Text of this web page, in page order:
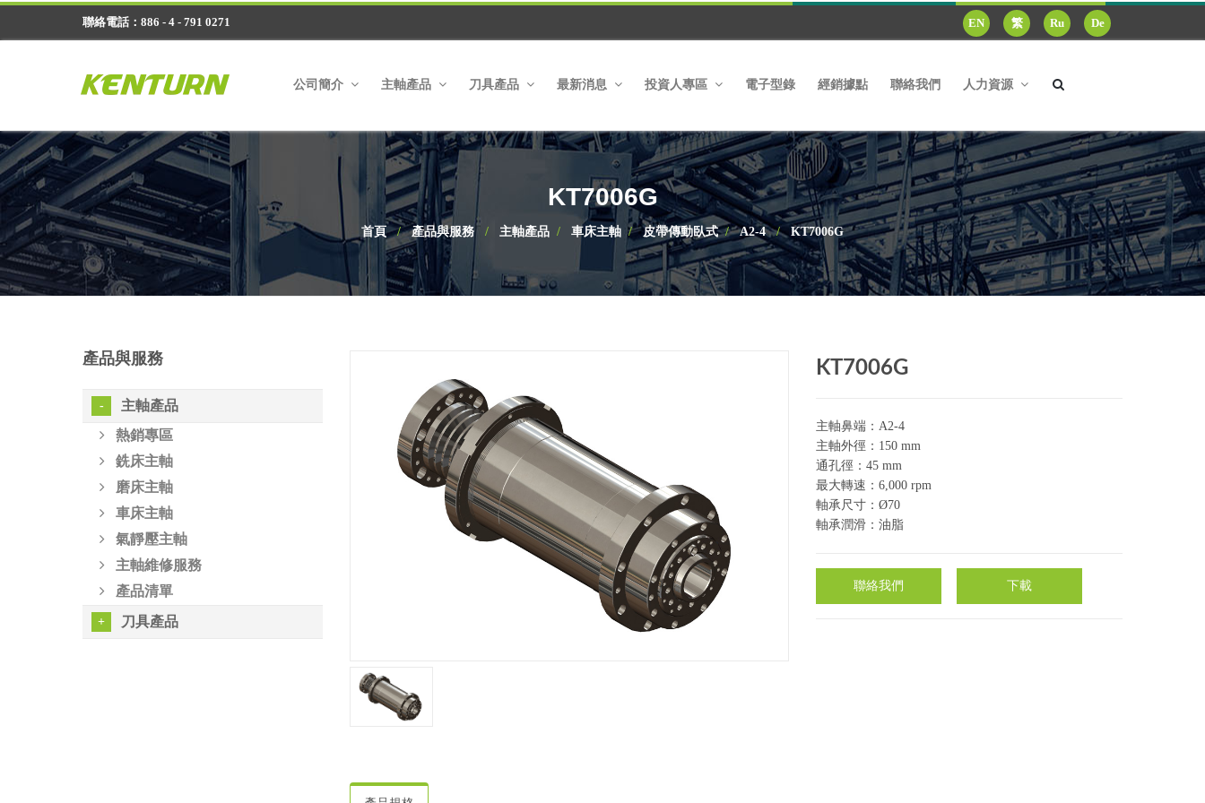
聯絡電話：886 - 4 - 791 0271 EN 繁 Ru De
公司簡介 主軸產品 刀具產品 最新消息 投資人專區 電子型錄 經銷據點 聯絡我們 人力資源
KT7006G
首頁 產品與服務 主軸產品 車床主軸 皮帶傳動臥式 A2-4 KT7006G
KT7006G
主軸鼻端：A2-4
主軸外徑：150 mm
通孔徑：45 mm
最大轉速：6,000 rpm
軸承尺寸：Ø70
軸承潤滑：油脂
聯絡我們 下載
產品與服務
主軸產品
熱銷專區
銑床主軸
磨床主軸
車床主軸
氣靜壓主軸
主軸維修服務
產品清單
刀具產品